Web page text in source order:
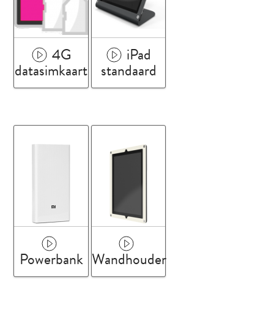
4G
datasimkaart
iPad
standaard
Powerbank Wandhouder